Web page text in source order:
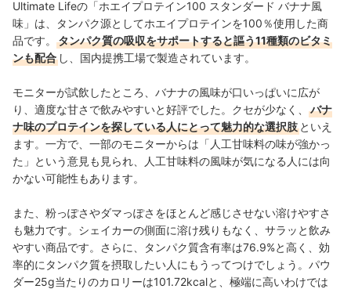
Ultimate Lifeの「ホエイプロテイン100 スタンダード バナナ風
味」は、タンパク源としてホエイプロテインを100％使用した商
品です。
タンパク質の吸収をサポートすると謳う11種類のビタミ
ンも配合 し、国内提携工場で製造されています。
モニターが試飲したところ、バナナの風味が口いっぱいに広が
り、適度な甘さで飲みやすいと好評でした。クセが少なく、
バナ
ナ味のプロテインを探している人にとって魅力的な選択肢 といえ
ます。一方で、一部のモニターからは「人工甘味料の味が強かっ
た」という意見も見られ、人工甘味料の風味が気になる人には向
かない可能性もあります。
また、粉っぽさやダマっぽさをほとんど感じさせない溶けやすさ
も魅力です。シェイカーの側面に溶け残りもなく、サラッと飲み
やすい商品です。さらに、タンパク質含有率は76.9%と高く、効
率的にタンパク質を摂取したい人にもうってつけでしょう。パウ
ダー25g当たりのカロリーは101.72kcalと、極端に高いわけでは